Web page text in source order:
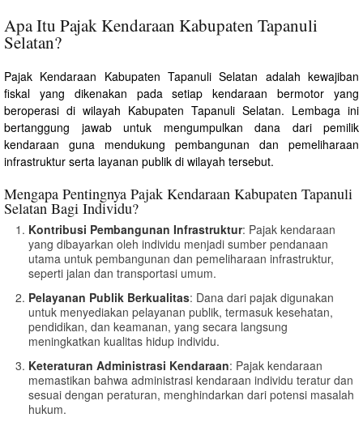
Apa Itu Pajak Kendaraan Kabupaten Tapanuli
Selatan?
Pajak Kendaraan Kabupaten Tapanuli Selatan adalah kewajiban
fiskal yang dikenakan pada setiap kendaraan bermotor yang
beroperasi di wilayah Kabupaten Tapanuli Selatan. Lembaga ini
bertanggung jawab untuk mengumpulkan dana dari pemilik
kendaraan guna mendukung pembangunan dan pemeliharaan
infrastruktur serta layanan publik di wilayah tersebut.
Mengapa Pentingnya Pajak Kendaraan Kabupaten Tapanuli
Selatan Bagi Individu?
Kontribusi Pembangunan Infrastruktur: Pajak kendaraan
yang dibayarkan oleh individu menjadi sumber pendanaan
utama untuk pembangunan dan pemeliharaan infrastruktur,
seperti jalan dan transportasi umum.
Pelayanan Publik Berkualitas: Dana dari pajak digunakan
untuk menyediakan pelayanan publik, termasuk kesehatan,
pendidikan, dan keamanan, yang secara langsung
meningkatkan kualitas hidup individu.
Keteraturan Administrasi Kendaraan: Pajak kendaraan
memastikan bahwa administrasi kendaraan individu teratur dan
sesuai dengan peraturan, menghindarkan dari potensi masalah
hukum.